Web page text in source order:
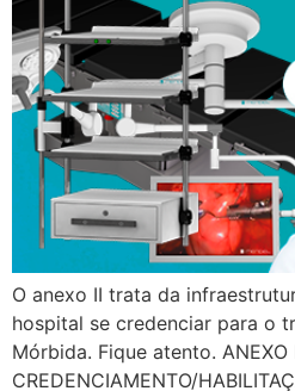
O anexo II trata da
hospital se credenciar para o
Mórbida. Fique atento. ANEXO
CREDENCIAMENTO/